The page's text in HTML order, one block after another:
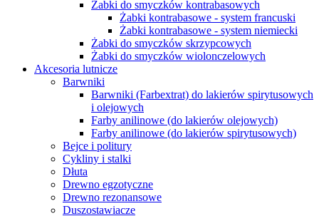
Żabki do smyczków kontrabasowych
Żabki kontrabasowe - system francuski
Żabki kontrabasowe - system niemiecki
Żabki do smyczków skrzypcowych
Żabki do smyczków wiolonczelowych
Akcesoria lutnicze
Barwniki
Barwniki (Farbextrat) do lakierów spirytusowych
i olejowych
Farby anilinowe (do lakierów olejowych)
Farby anilinowe (do lakierów spirytusowych)
Bejce i politury
Cykliny i stalki
Dłuta
Drewno egzotyczne
Drewno rezonansowe
Duszostawiacze